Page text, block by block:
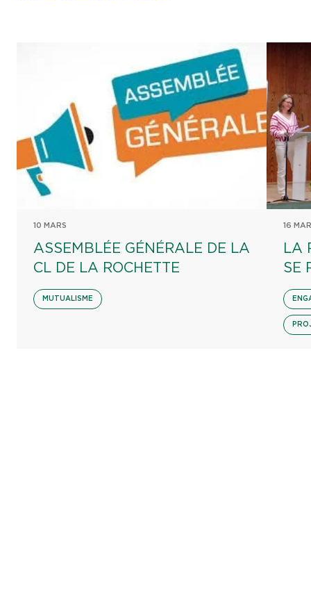
10 MARS
ASSEMBLÉE GÉNÉRALE DE LA
CL DE LA ROCHETTE
MUTUALISME
16
LA
SE